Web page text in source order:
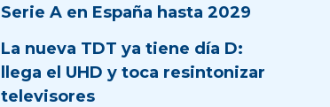
Serie A en España hasta 2029
La nueva TDT ya tiene día D:
llega el UHD y toca resintonizar
televisores